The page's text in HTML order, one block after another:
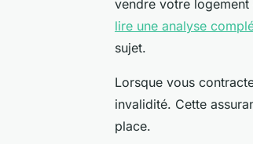
vendre votre
lire une analyse
sujet.
Lorsque vous
invalidité. Cette
place.